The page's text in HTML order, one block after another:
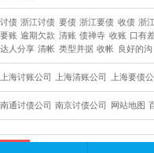
讨债 浙江讨债 要债 浙江要债 收债 浙
要账 逾期欠款 清账 债禅寺 收账 口有
达人分享 清帐 类型并据 收帐 良好的沟
上海讨账公司 上海清账公司 上海要债
南通讨债公司 南京讨债公司 网站地图
51La